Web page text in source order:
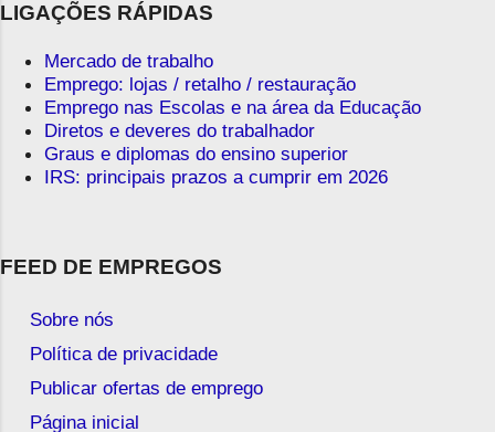
LIGAÇÕES RÁPIDAS
Mercado de trabalho
Emprego: lojas / retalho / restauração
Emprego nas Escolas e na área da Educação
Diretos e deveres do trabalhador
Graus e diplomas do ensino superior
IRS: principais prazos a cumprir em 2026
FEED DE EMPREGOS
Sobre nós
Política de privacidade
Publicar ofertas de emprego
Página inicial